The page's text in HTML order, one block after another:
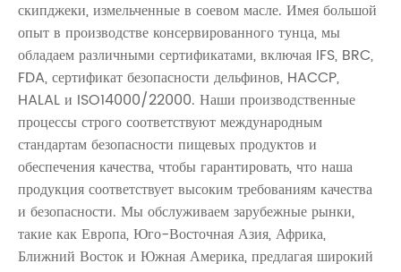
скипджеки, измельченные в соевом масле. Имея большой
опыт в производстве консервированного тунца, мы
обладаем различными сертификатами, включая IFS, BRC,
FDA, сертификат безопасности дельфинов, HACCP,
HALAL и ISO14000/22000. Наши производственные
процессы строго соответствуют международным
стандартам безопасности пищевых продуктов и
обеспечения качества, чтобы гарантировать, что наша
продукция соответствует высоким требованиям качества
и безопасности. Мы обслуживаем зарубежные рынки,
такие как Европа, Юго-Восточная Азия, Африка,
Ближний Восток и Южная Америка, предлагая широкий